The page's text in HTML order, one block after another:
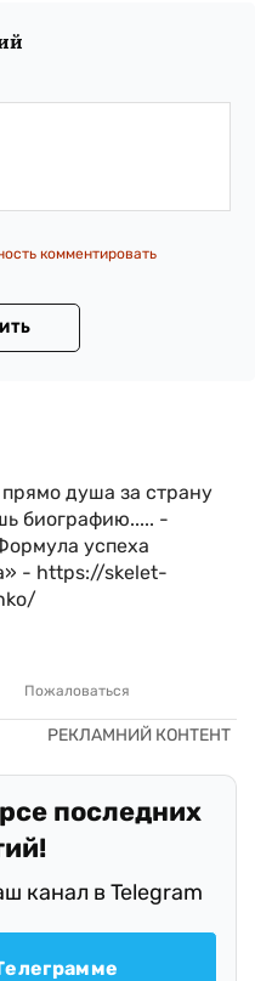
комментировать
душа за страну
биографию..... -
успеха
- https://skelet-
Пожаловаться
последних
канал в Telegram